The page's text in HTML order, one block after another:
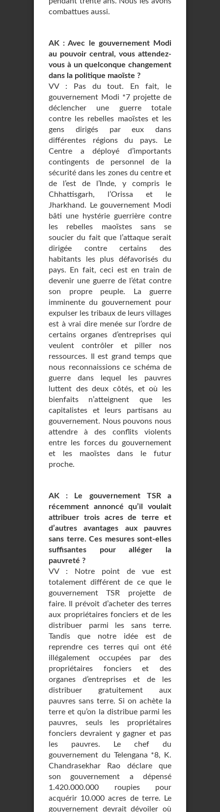
combattues aussi.
AK : Avec le gouvernement Modi
au pouvoir central, vous attendez-
vous à un quelconque changement
dans la politique maoïste ?
VV : Pas du tout. En fait, le
gouvernement Modi *7 projette de
déclencher une guerre totale
contre les rebelles maoïstes et les
gens dirigés par eux dans
différentes régions du pays. Le
Centre a déployé d’importants
contingents de personnel de la
sécurité dans les zones du centre et
de l’est de l’Inde, y compris le
Chhattisgarh, l’Orissa et le
Jharkhand. Le gouvernement Modi
bâti une hystérie guerrière contre
les rebelles maoïstes sans se
soucier du fait que l’attaque serait
dirigée contre certains des
habitants les plus défavorisés du
pays. En fait, ceci est en train de
devenir une guerre de l’état contre
son propre peuple. La guerre
imminente du gouvernement pour
expulser les tribaux de leurs villages
est à vrai dire menée sur l’ordre de
certains organes d’entreprises qui
veulent contrôler et piller nos
ressources. Il est grand temps que
nous reconnaissions ce schéma de
guerre dans lequel les pauvres
luttent des deux côtés, et où les
bienfaits n’atteignent que les
capitalistes et leurs partisans au
gouvernement. Nous pouvons nous
attendre à des conflits violents
entre les forces du gouvernement
et les maoïstes dans le futur
proche.
AK : Le gouvernement TSR a
récemment annoncé qu’il voulait
attribuer trois acres de terre et
d’autres avantages aux pauvres
sans terre. Ces mesures sont-elles
suffisantes pour alléger la
pauvreté ?
VV : Notre point de vue est
totalement différent de ce que le
gouvernement TSR projette de
faire. Il prévoit d’acheter des terres
aux propriétaires fonciers et de les
distribuer parmi les sans terre.
Tandis que notre idée est de
reprendre ces terres qui ont été
illégalement occupées par des
propriétaires fonciers et des
organes d’entreprises et de les
distribuer gratuitement aux
pauvres sans terre. Si on achète la
terre et qu’on la distribue parmi les
pauvres, seuls les propriétaires
fonciers devraient y gagner et pas
les pauvres. Le chef du
gouvernement du Telengana *8, K.
Chandrasekhar Rao déclare que
son gouvernement a dépensé
1.420.000.000 roupies pour
acquérir 10.000 acres de terre. Le
gouvernement devrait dévoiler où